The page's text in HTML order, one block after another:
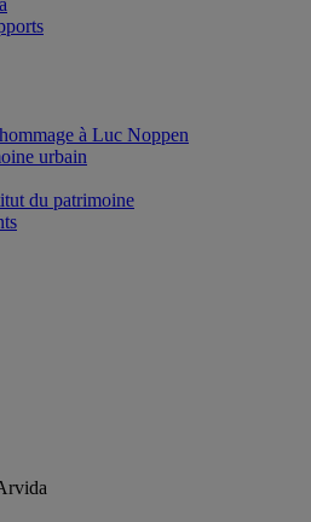
à Luc Noppen
urbain
du patrimoine